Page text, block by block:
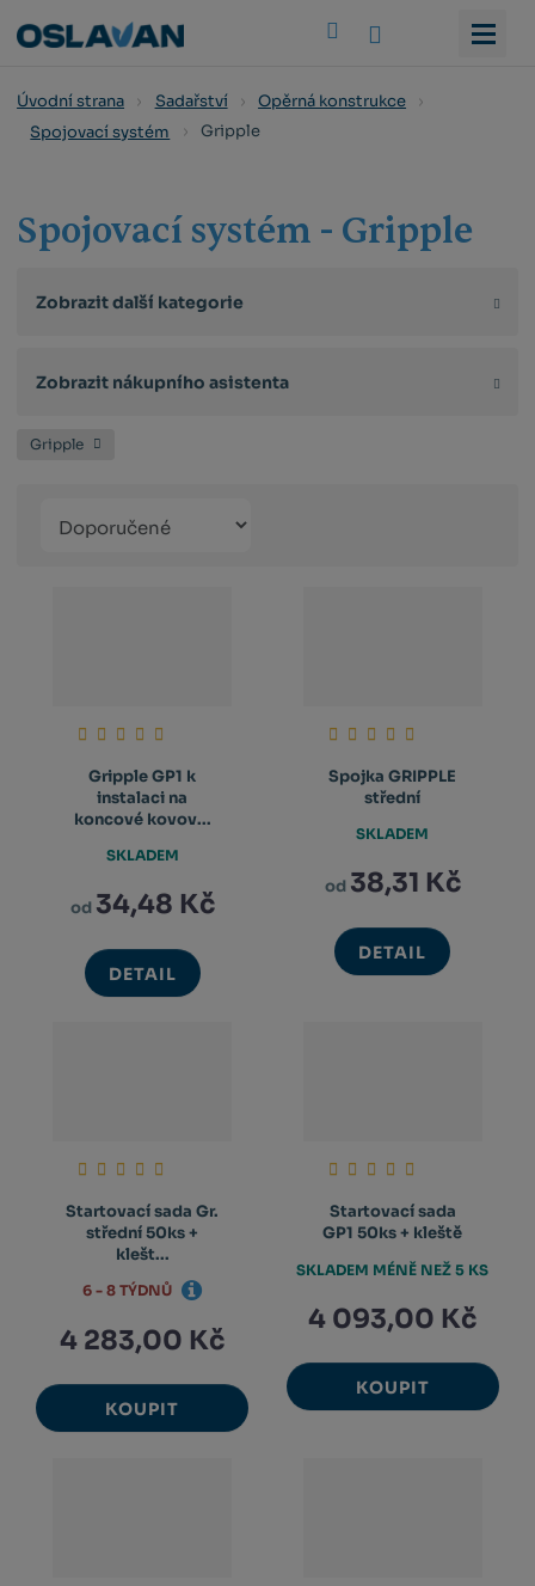
Úvodní strana Sadařství
Opěrná konstrukce
Spojovací systém
Gripple
Spojovací systém - Gripple
Zobrazit další kategorie
Zobrazit nákupního asistenta
Gripple
produktů
Gripple GP1 k
instalaci na
koncové kovov...
od 34,48 Kč
DETAIL
SKLADEM
Spojka GRIPPLE
střední
od 38,31 Kč
DETAIL
SKLADEM
Startovací sada Gr.
střední 50ks +
klešt...
4 283,00 Kč
KOUPIT
6 - 8 TÝDNŮ
Startovací sada
GP1 50ks + kleště
4 093,00 Kč
KOUPIT
SKLADEM MÉNĚ NEŽ 5 KS